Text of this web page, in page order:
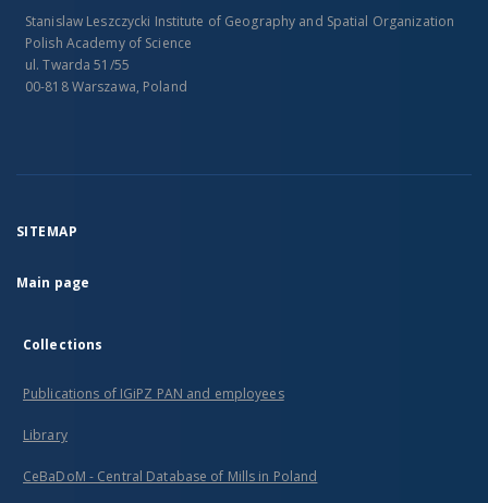
Stanislaw Leszczycki Institute of Geography and Spatial Organization
Polish Academy of Science
ul. Twarda 51/55
00-818 Warszawa, Poland
SITEMAP
Main page
Collections
Publications of IGiPZ PAN and employees
Library
CeBaDoM - Central Database of Mills in Poland